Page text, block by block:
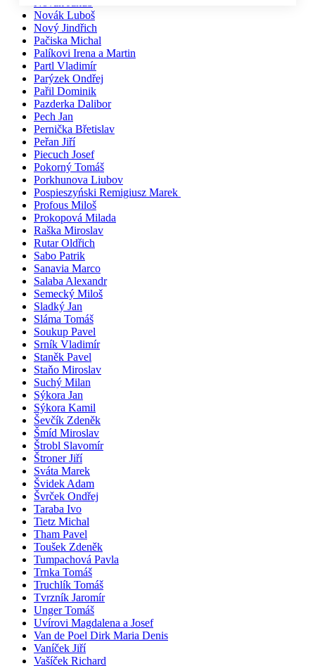
Novák Luboš
Nový Jindřich
Pačiska Michal
Palíkovi Irena a Martin
Partl Vladimír
Parýzek Ondřej
Pařil Dominik
Pazderka Dalibor
Pech Jan
Pernička Břetislav
Peřan Jiří
Piecuch Josef
Pokorný Tomáš
Porkhunova Liubov
Pospieszyński Remigiusz Marek
Profous Miloš
Prokopová Milada
Raška Miroslav
Rutar Oldřich
Sabo Patrik
Sanavia Marco
Salaba Alexandr
Semecký Miloš
Sladký Jan
Sláma Tomáš
Soukup Pavel
Srník Vladimír
Staněk Pavel
Staňo Miroslav
Suchý Milan
Sýkora Jan
Sýkora Kamil
Ševčík Zdeněk
Šmíd Miroslav
Štrobl Slavomír
Štroner Jiří
Sváta Marek
Švidek Adam
Švrček Ondřej
Taraba Ivo
Tietz Michal
Tham Pavel
Toušek Zdeněk
Tumpachová Pavla
Trnka Tomáš
Truchlík Tomáš
Tvrzník Jaromír
Unger Tomáš
Uvírovi Magdalena a Josef
Van de Poel Dirk Maria Denis
Vaníček Jiří
Vašíček Richard